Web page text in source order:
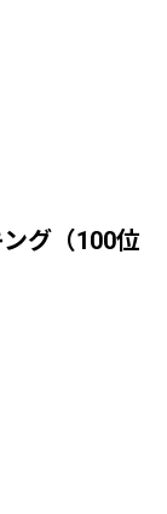
グ（100位